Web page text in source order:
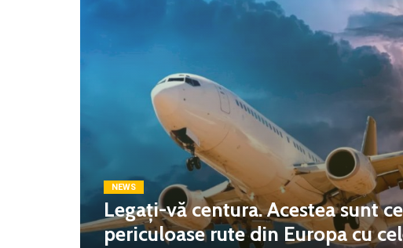
NEWS
Legați-vă centura. Acestea sunt
periculoase rute din Europa cu